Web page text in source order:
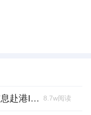
三年离职7341人，汉得信息赴港IPO前欠缴社保1.55亿元 8.7w阅读